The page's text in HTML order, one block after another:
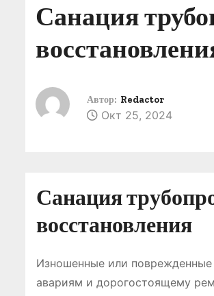
Санация
Автор: Redactor
Окт 25, 2024
Санация
восстановления
Изношенные или поврежденные
авариям и дорогостоящему